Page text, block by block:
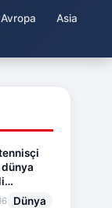
Avropa
Asia
Dünya